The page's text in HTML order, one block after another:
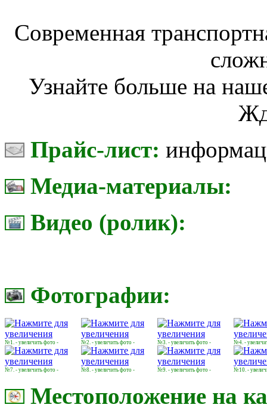
Современная
Узнайте больше на
Прайс-лист:
Медиа-материалы:
Видео (ролик):
Фотографии:
№1. - увеличить фото - №2. - увеличить фото - №3. - увеличить фото - №4. -
№7. - увеличить фото - №8. - увеличить фото - №9. - увеличить фото - №10. -
Местоположение на